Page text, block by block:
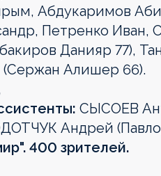
Абдукаримов
Петренко Иван,
Данияр 77),
(Сержан Алишер 66).
СЫСОЕВ
Андрей
400 зрителей.